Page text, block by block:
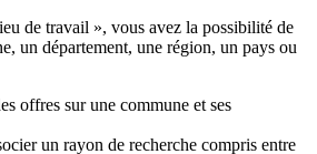
de travail », vous avez la possibilité de
un département, une région, un pays ou
offres sur une commune et ses
un rayon de recherche compris entre